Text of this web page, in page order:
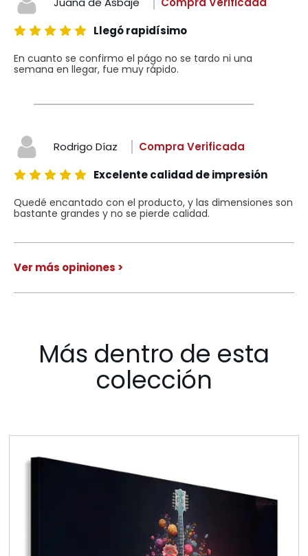
Llegó rapidísimo
En cuanto se confirmo el págo no se tardo ni una
semana en llegar, fue muy rápido.
Rodrigo Díaz
Compra Verificada
Excelente calidad de impresión
Quedé encantado con el producto, y las dimensiones son
bastante grandes y no se pierde calidad.
Ver más opiniones >
Más dentro de esta
colección